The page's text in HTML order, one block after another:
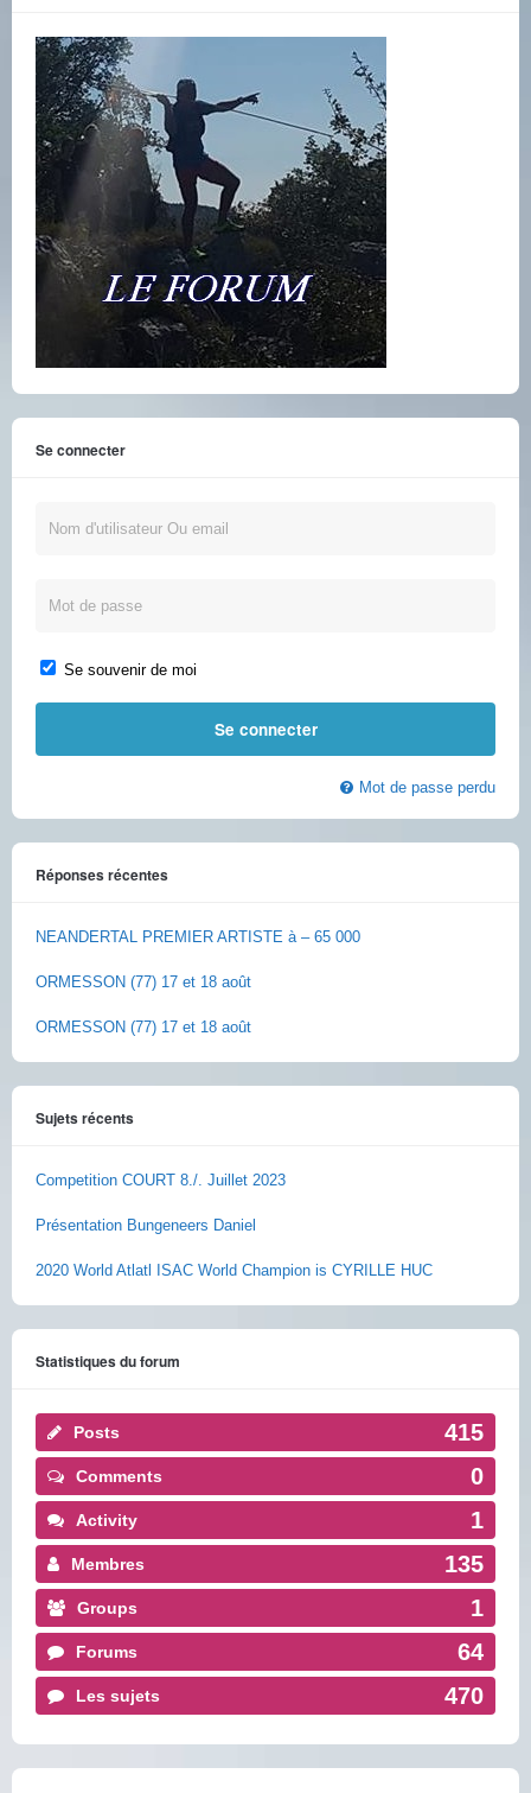
Se connecter
Se souvenir de moi
Mot de passe perdu
Réponses récentes
NEANDERTAL PREMIER ARTISTE à – 65 000
ORMESSON (77) 17 et 18 août
ORMESSON (77) 17 et 18 août
Sujets récents
Competition COURT 8./. Juillet 2023
Présentation Bungeneers Daniel
2020 World Atlatl ISAC World Champion is CYRILLE HUC
Statistiques du forum
Posts 415
Comments 0
Activity 1
Membres 135
Groups 1
Forums 64
Les sujets 470